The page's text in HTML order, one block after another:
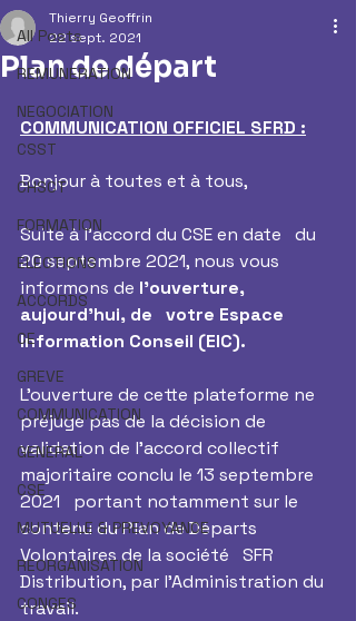
All Posts
REMUNERATION
NEGOCIATION
CSST
CHSCT
FORMATION
ELECTIONS
ACCORDS
CE
GREVE
COMMUNICATION
GENERAL
CSE
MUTUELLE & PREVOYANCE
REORGANISATION
CONGES
Plan de départ
Thierry Geoffrin
22 sept. 2021
COMMUNICATION OFFICIEL SFRD :
Bonjour à toutes et à tous,
Suite à l’accord du CSE en date   du
20 septembre 2021, nous vous
informons de l’ouverture,
aujourd’hui, de   votre Espace
Information Conseil (EIC).
L’ouverture de cette plateforme ne
préjuge pas de la décision de
validation de l’accord collectif
majoritaire conclu le 13 septembre
2021   portant notamment sur le
contenu du Plan de Départs
Volontaires de la société   SFR
Distribution, par l’Administration du
travail.